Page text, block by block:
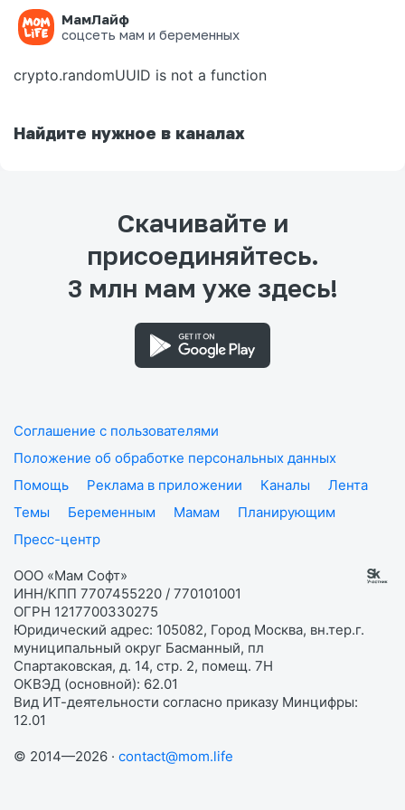
МамЛайф
соцсеть мам и беременных
Ошибка на странице
crypto.randomUUID is not a function
Найдите нужное в каналах
Скачивайте и
присоединяйтесь.
3 млн мам уже здесь!
Соглашение с пользователями
Положение об обработке персональных данных
Помощь
Реклама в приложении Каналы
Лента
Темы
Беременным Мамам
Планирующим
Пресс-центр
ООО «Мам Софт»
ИНН/КПП 7707455220 / 770101001
ОГРН 1217700330275
Юридический адрес: 105082, Город Москва, вн.тер.г.
муниципальный округ Басманный, пл
Спартаковская, д. 14, стр. 2, помещ. 7Н
ОКВЭД (основной): 62.01
Вид ИТ-деятельности согласно приказу Минцифры:
12.01
© 2014—2026 · contact@mom.life